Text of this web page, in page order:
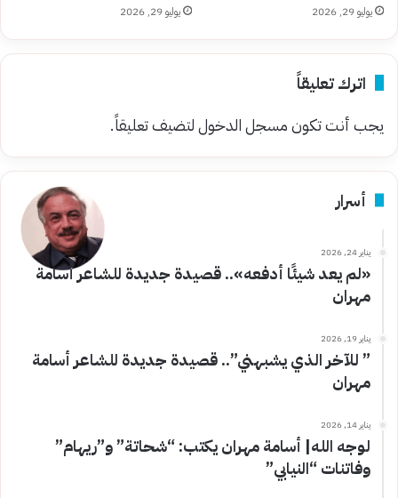
يوليو 29, 2026 يوليو 29, 2026
اترك تعليقاً
يجب أنت تكونمسجل الدخوللتضيف تعليقاً.
أسرار
يناير 24, 2026
«لم يعد شيئًا أدفعه».. قصيدة جديدة للشاعر أسامة
مهران
يناير 19, 2026
” للآخر الذي يشبهني”.. قصيدة جديدة للشاعر أسامة
مهران
يناير 14, 2026
لوجه الله| أسامة مهران يكتب: “شحاتة” و”ريهام”
وفاتنات “النيابي”